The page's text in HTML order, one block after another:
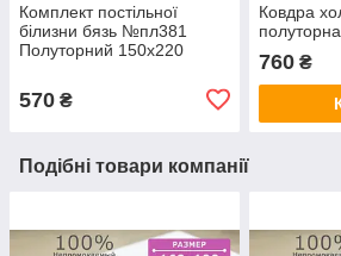
Комплект постільної
білизни бязь №пл381
Полуторний 150х220
570 ₴
Ковдра
760₴
Подібні товари компанії